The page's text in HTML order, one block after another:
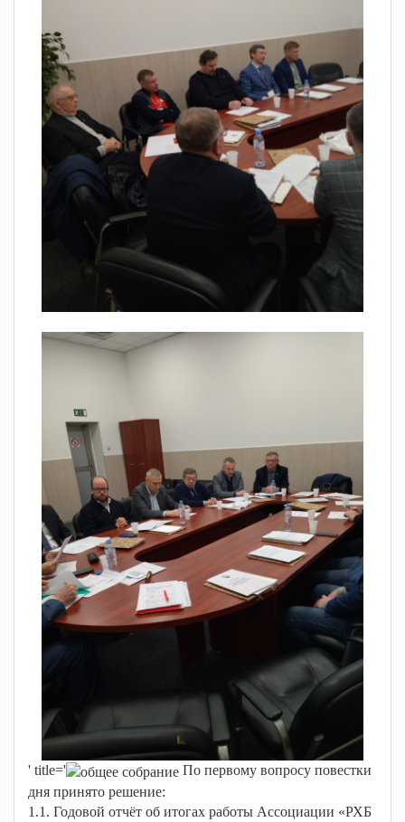
' title='
По первому вопросу повестки
дня принято решение:
1.1. Годовой отчёт об итогах работы Ассоциации «РХБ